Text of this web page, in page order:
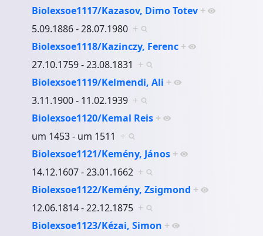
Biolexsoe1117/Kazasov, Dimo Totev +
5.09.1886 - 28.07.1980 +
Biolexsoe1118/Kazinczy, Ferenc +
27.10.1759 - 23.08.1831 +
Biolexsoe1119/Kelmendi, Ali +
3.11.1900 - 11.02.1939 +
Biolexsoe1120/Kemal Reis +
um 1453 - um 1511 +
Biolexsoe1121/Kemény, János +
14.12.1607 - 23.01.1662 +
Biolexsoe1122/Kemény, Zsigmond +
12.06.1814 - 22.12.1875 +
Biolexsoe1123/Kézai, Simon +